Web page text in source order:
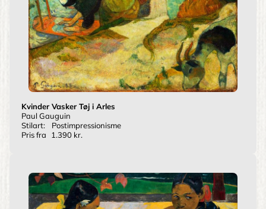
Kvinder Vasker Tøj i Arles
Paul Gauguin
Stilart:
Postimpressionisme
Pris fra
1.390 kr.